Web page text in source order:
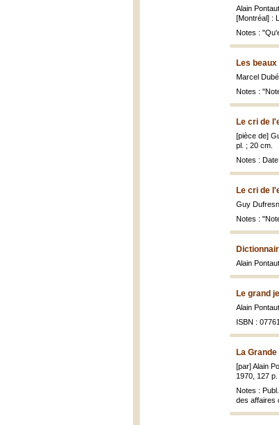
Alain
[Montréal] :
Notes :
Les
Marcel
Notes :
Le cri de
[pièce de]
pl. ; 20 cm.
Notes :
Le cri de
Guy
Notes :
Alain Pontaut,
Le grand
Alain
ISBN :
La
[par] Alain
1970, 127
Notes :
des affaires